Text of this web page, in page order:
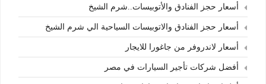
أسعار حجز الفنادق والأتوبيسات..شرم الشيخ
أسعار حجز الفنادق والاتوبيسات السياحية الي شرم الشيخ
أسعار لاندروفر من جاغورا للايجار
أفضل شركات تأجير السيارات في مصر